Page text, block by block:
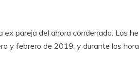
pareja del ahora condenado. Los
y febrero de 2019, y durante las